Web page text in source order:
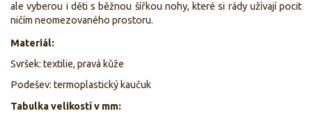
ale vyberou i děti s běžnou šířkou nohy, které si rády užívají pocit
ničím neomezovaného prostoru.
Materiál:
Svršek: textilie, pravá kůže
Podešev: termoplastický kaučuk
Tabulka velikostí v mm: